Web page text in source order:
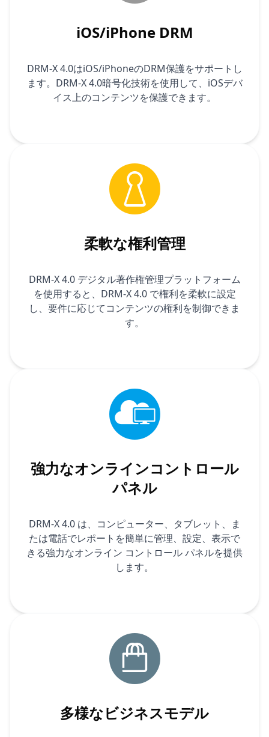
iOS/iPhone DRM
DRM-X 4.0はiOS/iPhoneのDRM保護をサポートし
ます。DRM-X 4.0暗号化技術を使用して、iOSデバ
イス上のコンテンツを保護できます。
柔軟な権利管理
DRM-X 4.0 デジタル著作権管理プラットフォーム
を使用すると、DRM-X 4.0 で権利を柔軟に設定
し、要件に応じてコンテンツの権利を制御できま
す。
強力なオンラインコントロール
パネル
DRM-X 4.0 は、コンピューター、タブレット、ま
たは電話でレポートを簡単に管理、設定、表示で
きる強力なオンライン コントロール パネルを提供
します。
多様なビジネスモデル